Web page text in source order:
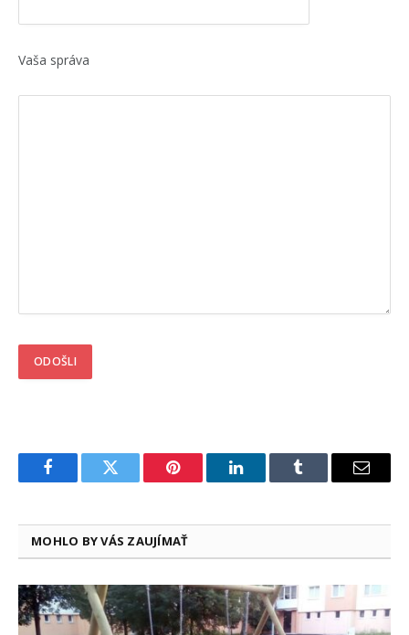
Vaša správa
FacebookTwitter Pinterest LinkedInTumblr Email
MOHLO BY VÁS ZAUJÍMAŤ